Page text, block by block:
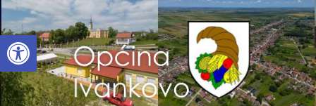
Open toolbar
Skip
to
content
Skip
to
left
sidebar
Skip
to
footer